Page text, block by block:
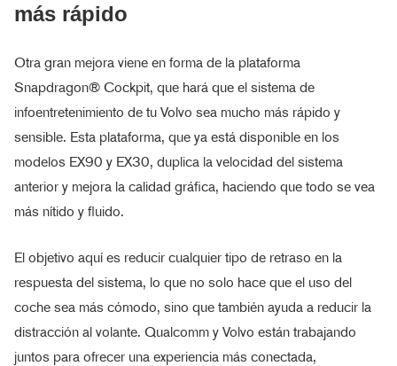
más rápido
Otra gran mejora viene en forma de la plataforma
Snapdragon® Cockpit, que hará que el sistema de
infoentretenimiento de tu Volvo sea mucho más rápido y
sensible. Esta plataforma, que ya está disponible en los
modelos EX90 y EX30, duplica la velocidad del sistema
anterior y mejora la calidad gráfica, haciendo que todo se vea
más nítido y fluido.
El objetivo aquí es reducir cualquier tipo de retraso en la
respuesta del sistema, lo que no solo hace que el uso del
coche sea más cómodo, sino que también ayuda a reducir la
distracción al volante. Qualcomm y Volvo están trabajando
juntos para ofrecer una experiencia más conectada,